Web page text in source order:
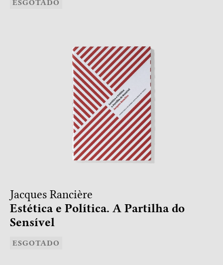
ESGOTADO
Jacques Rancière
Estética e Política. A Partilha do
Sensível
ESGOTADO